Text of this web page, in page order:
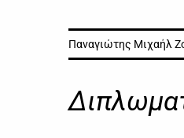
Παναγιώτης Μιχαήλ